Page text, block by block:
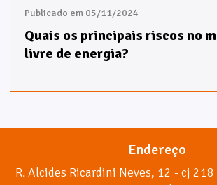
Publicado em 05/11/2024
Quais os principais riscos no
livre de energia?
Endereço
R. Alcides Ricardini Neves, 12 - cj 218